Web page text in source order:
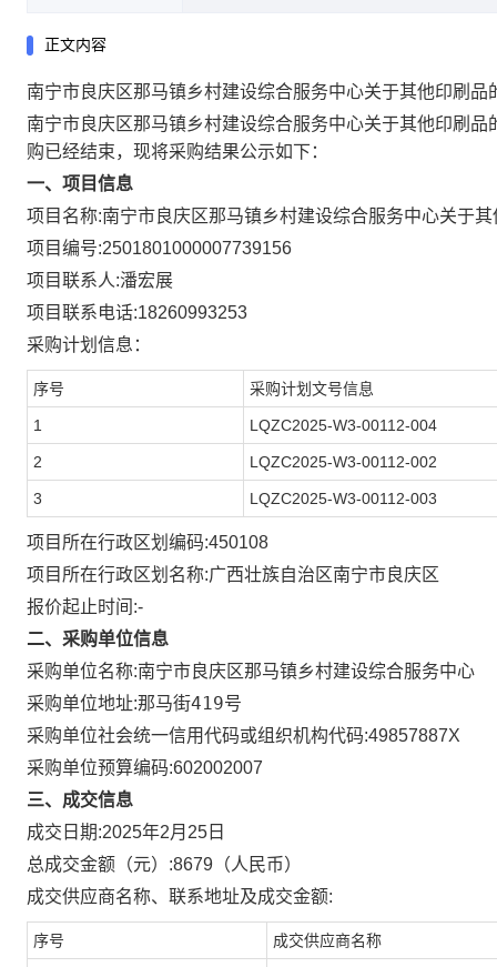
正文内容
南宁市良庆区那马镇乡村建设综合服务中心关于其他印刷品
南宁市良庆区那马镇乡村建设综合服务中心关于其他印刷品
购已经结束，现将采购结果公示如下：
一、项目信息
项目名称:南宁市良庆区那马镇乡村建设综合服务中心关于
项目编号:2501801000007739156
项目联系人:潘宏展
项目联系电话:18260993253
采购计划信息：
序号 采购计划文号信息
1 LQZC2025-W3-00112-004
2 LQZC2025-W3-00112-002
3 LQZC2025-W3-00112-003
项目所在行政区划编码:450108
项目所在行政区划名称:广西壮族自治区南宁市良庆区
报价起止时间:-
二、采购单位信息
采购单位名称:南宁市良庆区那马镇乡村建设综合服务中心
采购单位地址:那马街419号
采购单位社会统一信用代码或组织机构代码:49857887X
采购单位预算编码:602002007
三、成交信息
成交日期:2025年2月25日
总成交金额（元）:8679 （人民币）
成交供应商名称、联系地址及成交金额:
序号 成交供应商名称